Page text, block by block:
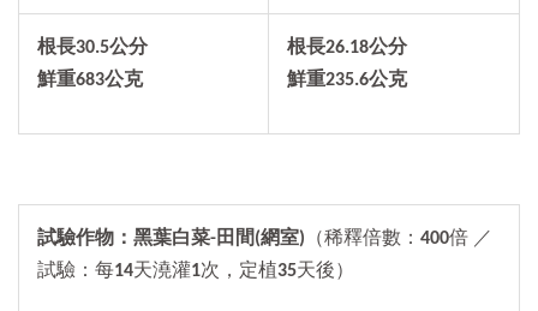
根長30.5公分
鮮重683公克
根長26.18公分
鮮重235.6公克
試驗作物：黑葉白菜-田間(網室) （稀釋倍數： 400倍 ／
試驗：每14天澆灌1次，定植35天後）